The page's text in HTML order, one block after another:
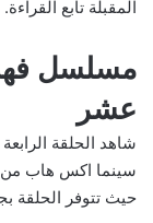
المقبلة تابع القراءة.
عشر
شاهد الحلقة
سينما اكس هاب من
حيث تتوفر الحلقة